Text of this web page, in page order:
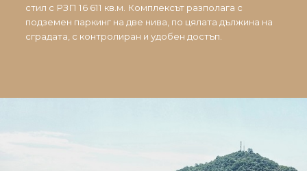
стил с РЗП 16 611 кв.м. Комплексът разполага с
подземен паркинг на две нива, по цялата дължина на
сградата, с контролиран и удобен достъп.